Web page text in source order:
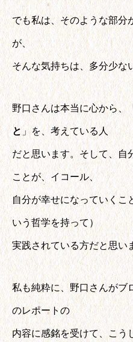
でも私は、そのような部分
が、
そんな気持ちは、多分少な
野口さんは本当に心から、
と 」を、考えている人
だと思います。そして、自
ことが、イコール、
自分が幸せになっていくこ
いう哲学を持って）
実践されている方だと思い
私も純粋に、野口さんがブ
のレポートの
内容に感銘を受けて、こう